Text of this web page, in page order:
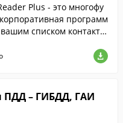
Plus - это многофу
программ
списком контакто
– ГИБДД, ГАИ